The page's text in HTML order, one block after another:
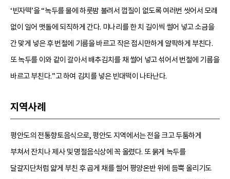
‘빈자떡’을 “녹두를 물에 하룻밤 불려서 껍질이 없도록 여러번 씻어서 모래
없이 일어 맷돌에 되직하게 간다. 미나리를 한 치 길이씩 썰어 넣고 소금을
간 맞게 넣은 후 번철에 기름을 바르고 작은 접시만하게 얄팍하게 부친다.
또 녹두를 이와 같이 갈아서 배추김치를 채 썰어 넣고 섞어서 번철에 기름을
바르고 부친다.”고 하여 김치를 넣은 빈대떡이 나타난다.
지역사례
평안도의 전통향토음식으로, 평안도 지역에서는 전을 크고 두툼하게
부쳐서 잔치나 제사 및 명절음식상에 꼭 올렸다. 또 묽게 녹두를
달걀지단처럼 얇게 부친 후 곱게 채를 썰어 평양온반 위에 듬뿍 올리기도